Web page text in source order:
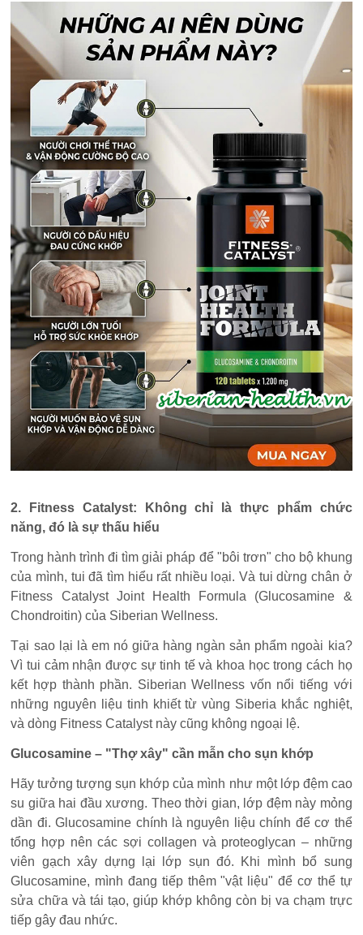
2. Fitness Catalyst: Không chỉ là thực phẩm chức
năng, đó là sự thấu hiểu
Trong hành trình đi tìm giải pháp để "bôi trơn" cho bộ khung
của mình, tui đã tìm hiểu rất nhiều loại. Và tui dừng chân ở
Fitness Catalyst Joint Health Formula (Glucosamine &
Chondroitin) của Siberian Wellness.
Tại sao lại là em nó giữa hàng ngàn sản phẩm ngoài kia?
Vì tui cảm nhận được sự tinh tế và khoa học trong cách họ
kết hợp thành phần. Siberian Wellness vốn nổi tiếng với
những nguyên liệu tinh khiết từ vùng Siberia khắc nghiệt,
và dòng Fitness Catalyst này cũng không ngoại lệ.
Glucosamine – "Thợ xây" cần mẫn cho sụn khớp
Hãy tưởng tượng sụn khớp của mình như một lớp đệm cao
su giữa hai đầu xương. Theo thời gian, lớp đệm này mỏng
dần đi. Glucosamine chính là nguyên liệu chính để cơ thể
tổng hợp nên các sợi collagen và proteoglycan – những
viên gạch xây dựng lại lớp sụn đó. Khi mình bổ sung
Glucosamine, mình đang tiếp thêm "vật liệu" để cơ thể tự
sửa chữa và tái tạo, giúp khớp không còn bị va chạm trực
tiếp gây đau nhức.